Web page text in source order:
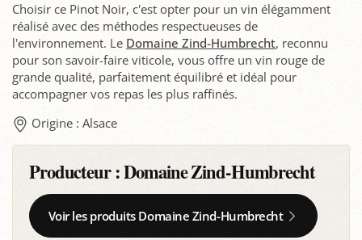
Choisir ce Pinot Noir, c'est opter pour un vin élégamment
réalisé avec des méthodes respectueuses de
l'environnement. Le Domaine Zind-Humbrecht, reconnu
pour son savoir-faire viticole, vous offre un vin rouge de
grande qualité, parfaitement équilibré et idéal pour
accompagner vos repas les plus raffinés.
Origine : Alsace
Producteur :Domaine Zind-Humbrecht
Voir les produits Domaine Zind-Humbrecht